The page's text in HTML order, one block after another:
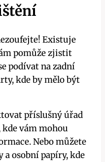
Existuje
pomůže zjistit
podívat na zadní
kde by mělo být
příslušný úřad
kde vám mohou
Nebo můžete
osobní papíry, kde